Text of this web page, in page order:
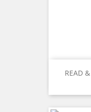
READ